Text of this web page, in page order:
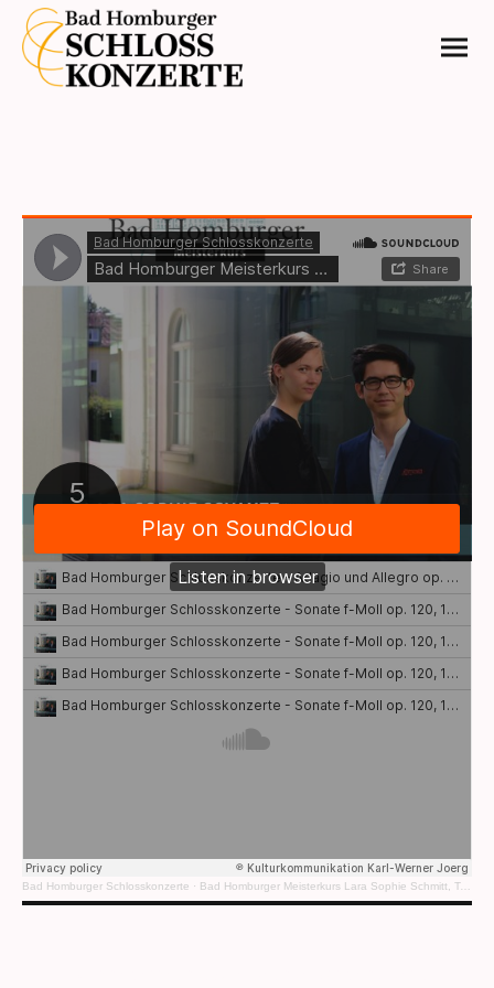
Bad Homburger Schlosskonzerte · Bad Homburger Meisterkurs Lara Sophie Schmitt, Toni Ming Geiger